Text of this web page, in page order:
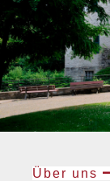
Über uns